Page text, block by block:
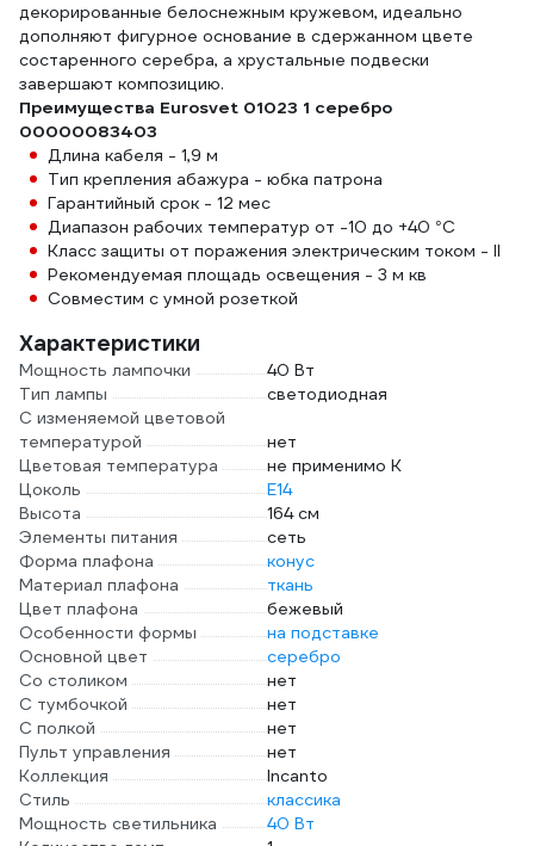
декорированные белоснежным кружевом, идеально
дополняют фигурное основание в сдержанном цвете
состаренного серебра, а хрустальные подвески
завершают композицию.
Преимущества Eurosvet 01023 1 серебро
00000083403
Длина кабеля - 1,9 м
Тип крепления абажура - юбка патрона
Гарантийный срок - 12 мес
Диапазон рабочих температур от -10 до +40 °C
Класс защиты от поражения электрическим током - II
Рекомендуемая площадь освещения - 3 м кв
Совместим с умной розеткой
Характеристики
Мощность лампочки
40 Вт
Тип лампы
светодиодная
С изменяемой цветовой
температурой
нет
Цветовая температура
не применимо К
Цоколь
E14
Высота
164 см
Элементы питания
сеть
Форма плафона
конус
Материал плафона
ткань
Цвет плафона
бежевый
Особенности формы
на подставке
Основной цвет
серебро
Со столиком
нет
С тумбочкой
нет
С полкой
нет
Пульт управления
нет
Коллекция
Incanto
Стиль
классика
Мощность светильника
40 Вт